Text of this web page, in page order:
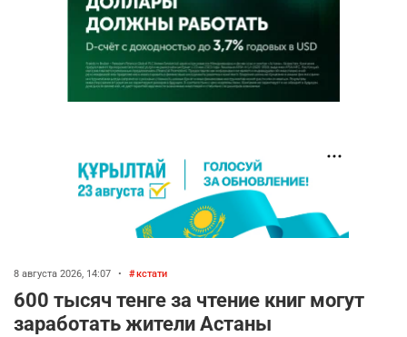
8 августа 2026, 14:07 • кстати
600 тысяч тенге за чтение книг могут
заработать жители Астаны